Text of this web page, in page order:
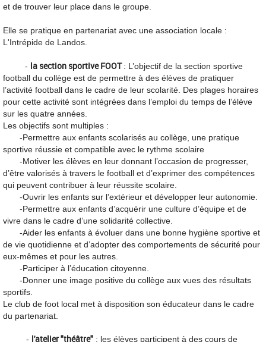
et de trouver leur place dans le groupe.
Elle se pratique en partenariat avec une association locale :
L'Intrépide de Landos.
- la section sportive FOOT: L’objectif de la section sportive
football du collège est de permettre à des élèves de pratiquer
l’activité football dans le cadre de leur scolarité. Des plages horaires
pour cette activité sont intégrées dans l’emploi du temps de l’élève
sur les quatre années.
Les objectifs sont multiples :
-Permettre aux enfants scolarisés au collège, une pratique
sportive réussie et compatible avec le rythme scolaire
-Motiver les élèves en leur donnant l’occasion de progresser,
d’être valorisés à travers le football et d’exprimer des compétences
qui peuvent contribuer à leur réussite scolaire.
-Ouvrir les enfants sur l’extérieur et développer leur autonomie.
-Permettre aux enfants d’acquérir une culture d’équipe et de
vivre dans le cadre d’une solidarité collective.
-Aider les enfants à évoluer dans une bonne hygiène sportive et
de vie quotidienne et d’adopter des comportements de sécurité pour
eux-mêmes et pour les autres.
-Participer à l’éducation citoyenne.
-Donner une image positive du collège aux vues des résultats
sportifs.
Le club de foot local met à disposition son éducateur dans le cadre
du partenariat.
- l'atelier "théâtre": les élèves participent à des cours de